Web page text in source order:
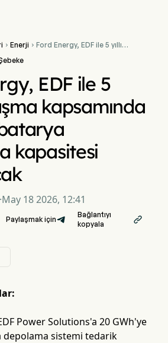
 Enerji  Ford Energy, EDF ile 5 yıllık
EDF ile 5
kapsamında
kapasitesi
·May 18 2026, 12:41
Paylaşmak için
Bağlantıyı
kopyala

Power Solutions'a 20 GWh'ye
depolama sistemi tedarik